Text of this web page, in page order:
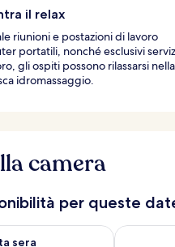
il relax
riunioni e postazioni di lavoro
portatili, nonché esclusivi
gli ospiti possono rilassarsi nella
idromassaggio.
camera
per queste
sera
per questa sera, ago 7 -
Verifica